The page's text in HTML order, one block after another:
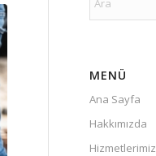
MENÜ
Ana Sayfa
Hakkımızda
Hizmetlerimiz